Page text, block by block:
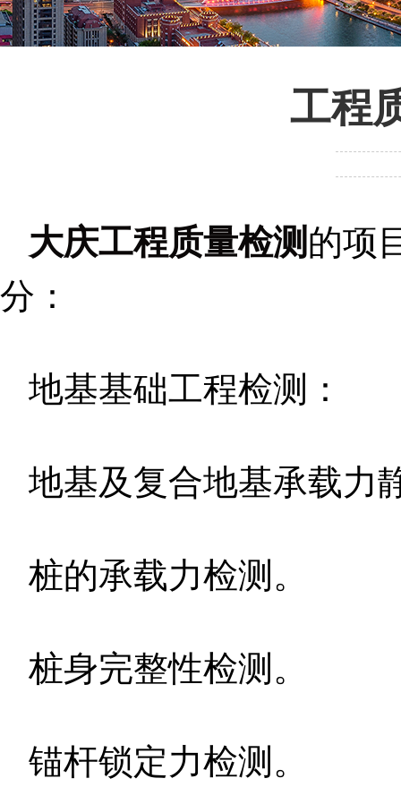
工程
大庆工程质量检测 的项
分：
地基基础工程检测：
地基及复合地基承载力
桩的承载力检测。
桩身完整性检测。
锚杆锁定力检测。